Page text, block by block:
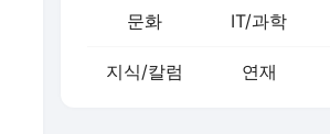
문화 IT/과학
지식/칼럼 연재